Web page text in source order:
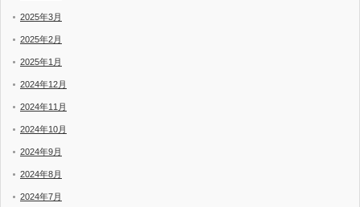
2025年3月
2025年2月
2025年1月
2024年12月
2024年11月
2024年10月
2024年9月
2024年8月
2024年7月